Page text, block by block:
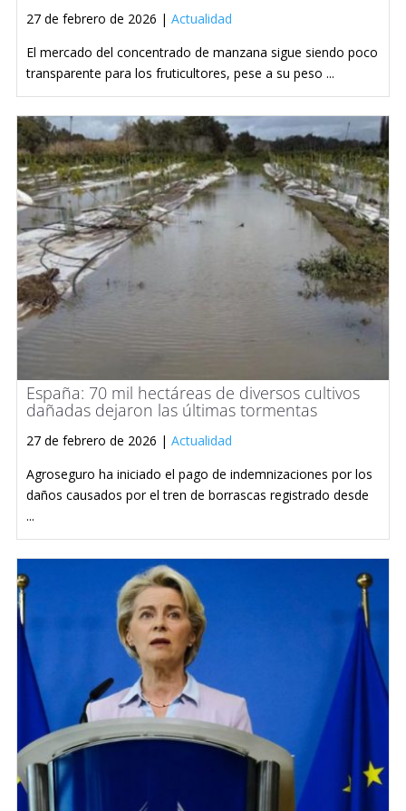
27 de febrero de 2026 | Actualidad
El mercado del concentrado de manzana sigue siendo poco
transparente para los fruticultores, pese a su peso ...
España: 70 mil hectáreas de diversos cultivos
dañadas dejaron las últimas tormentas
27 de febrero de 2026 | Actualidad
Agroseguro ha iniciado el pago de indemnizaciones por los
daños causados por el tren de borrascas registrado desde
...